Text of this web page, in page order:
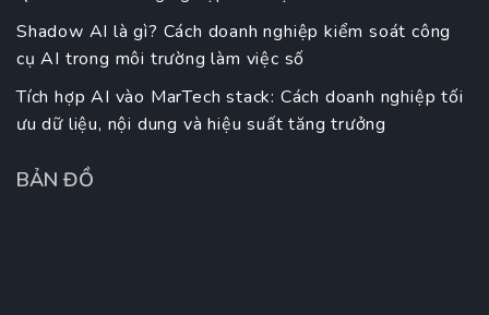
Shadow AI là gì? Cách doanh nghiệp kiểm soát công
cụ AI trong môi trường làm việc số
Tích hợp AI vào MarTech stack: Cách doanh nghiệp tối
ưu dữ liệu, nội dung và hiệu suất tăng trưởng
BẢN ĐỒ